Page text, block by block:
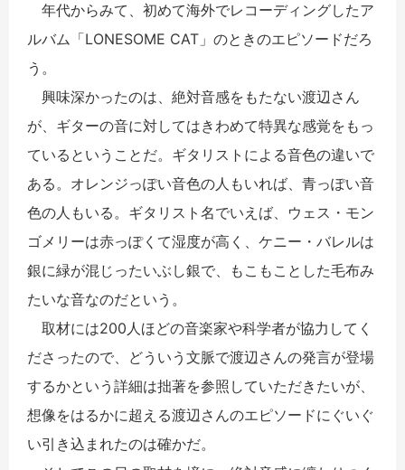
年代からみて、初めて海外でレコーディングしたア
ルバム「LONESOME CAT」のときのエピソードだろ
う。
興味深かったのは、絶対音感をもたない渡辺さん
が、ギターの音に対してはきわめて特異な感覚をもっ
ているということだ。ギタリストによる音色の違いで
ある。オレンジっぽい音色の人もいれば、青っぽい音
色の人もいる。ギタリスト名でいえば、ウェス・モン
ゴメリーは赤っぽくて湿度が高く、ケニー・バレルは
銀に緑が混じったいぶし銀で、もこもことした毛布み
たいな音なのだという。
取材には200人ほどの音楽家や科学者が協力してく
ださったので、どういう文脈で渡辺さんの発言が登場
するかという詳細は拙著を参照していただきたいが、
想像をはるかに超える渡辺さんのエピソードにぐいぐ
い引き込まれたのは確かだ。